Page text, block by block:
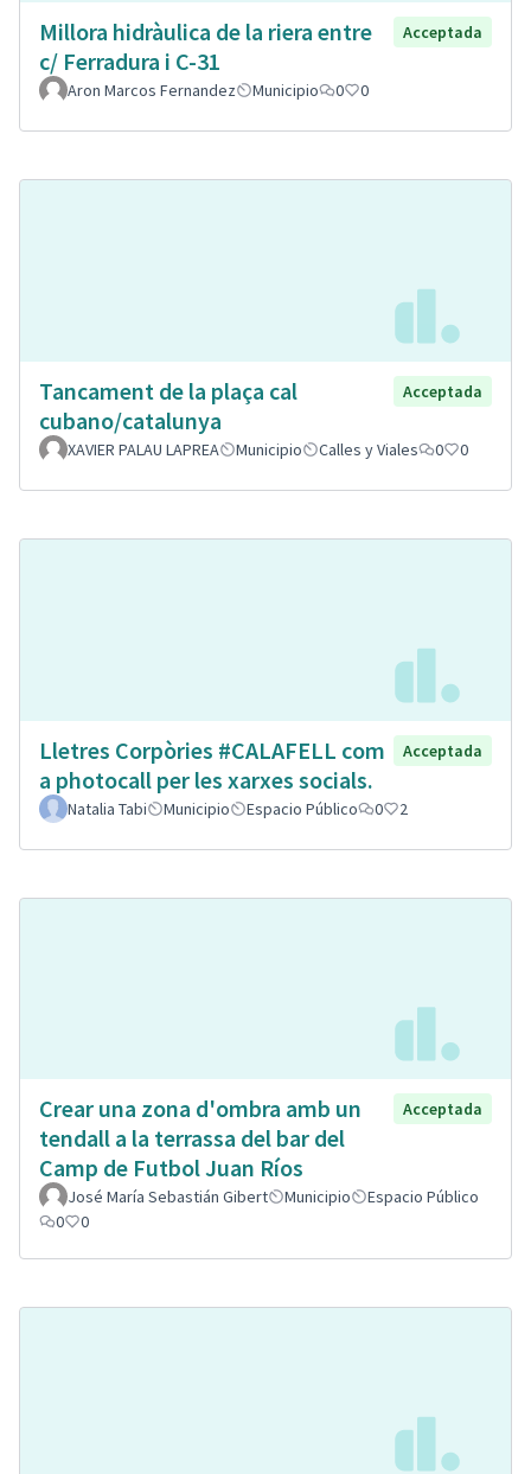
Millora hidràulica de la riera entre
c/ Ferradura i C-31
Acceptada
Aron Marcos Fernandez Municipio 0 0
Tancament de la plaça cal
cubano/catalunya
Acceptada
XAVIER PALAU LAPREA Municipio Calles y Viales 0 0
Lletres Corpòries #CALAFELL com
a photocall per les xarxes socials.
Acceptada
Natalia Tabi Municipio Espacio Público 0 2
Crear una zona d'ombra amb un
tendall a la terrassa del bar del
Camp de Futbol Juan Ríos
Acceptada
José María Sebastián Gibert Municipio
Espacio Público
0
0